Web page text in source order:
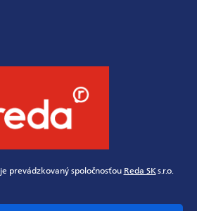
je prevádzkovaný spoločnosťou Reda SKs.r.o.